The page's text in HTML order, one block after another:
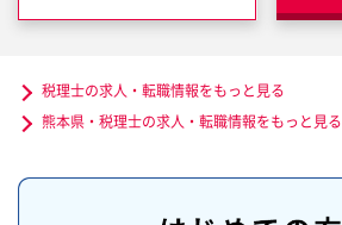
税理士の求人・転職情報をもっと見る
熊本県・税理士の求人・転職情報をもっと見る